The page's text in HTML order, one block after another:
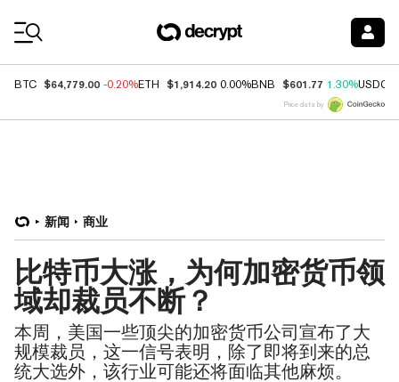
BTC $64,779.00 -0.20%ETH $1,914.20 0.00%BNB $601.77 1.30%USDC
Price data by
新闻 商业
比特币大涨，为何加密货币领
域却裁员不断？
本周，美国一些顶尖的加密货币公司宣布了大
规模裁员，这一信号表明，除了即将到来的总
统大选外，该行业可能还将面临其他麻烦。